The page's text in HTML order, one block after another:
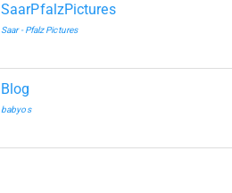
SaarPfalzPictures
Saar - Pfalz Pictures
Blog
babyos